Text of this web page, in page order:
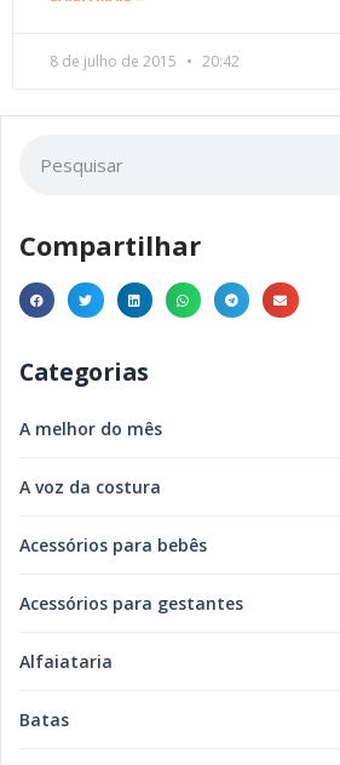
8 de julho de 2015 20:42
Compartilhar
Categorias
A melhor do mês
A voz da costura
Acessórios para bebês
Acessórios para gestantes
Alfaiataria
Batas